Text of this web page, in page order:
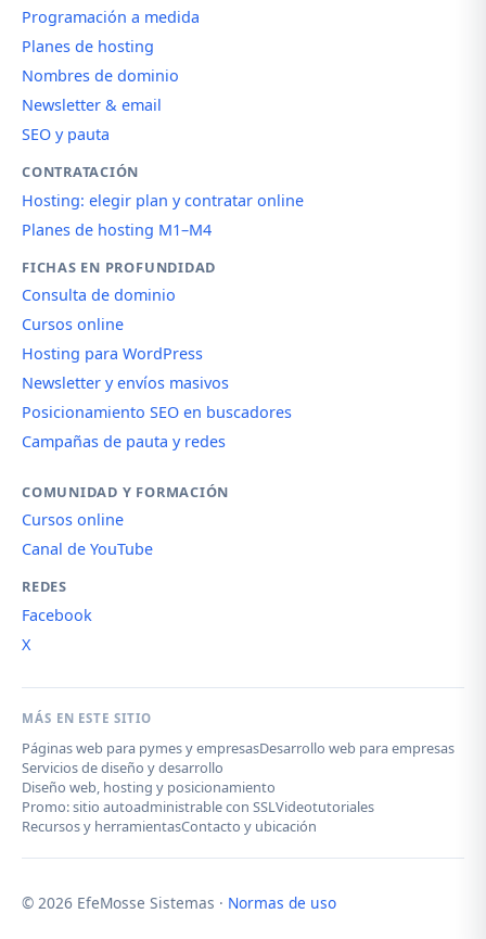
Programación a medida
Planes de hosting
Nombres de dominio
Newsletter & email
SEO y pauta
CONTRATACIÓN
Hosting: elegir plan y contratar online
Planes de hosting M1–M4
FICHAS EN PROFUNDIDAD
Consulta de dominio
Cursos online
Hosting para WordPress
Newsletter y envíos masivos
Posicionamiento SEO en buscadores
Campañas de pauta y redes
COMUNIDAD Y FORMACIÓN
Cursos online
Canal de YouTube
REDES
Facebook
X
MÁS EN ESTE SITIO
Páginas web para pymes y empresasDesarrollo web para empresas
Servicios de diseño y desarrollo
Diseño web, hosting y posicionamiento
Promo: sitio autoadministrable con SSLVideotutoriales
Recursos y herramientasContacto y ubicación
© 2026 EfeMosse Sistemas · Normas de uso